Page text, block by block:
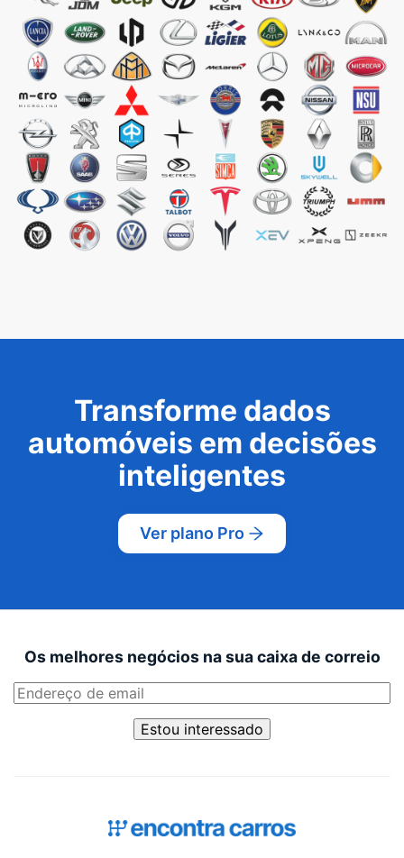
Transforme dados
automóveis em decisões
inteligentes
Ver plano Pro
Os melhores negócios na sua caixa de correio
Estou interessado